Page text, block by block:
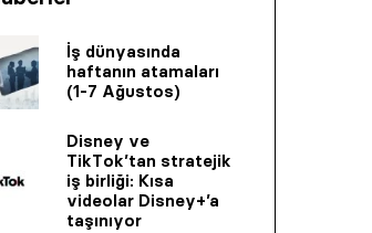
İş dünyasında
haftanın atamaları
(1-7 Ağustos)
Disney ve
TikTok’tan stratejik
iş birliği: Kısa
videolar Disney+’a
taşınıyor